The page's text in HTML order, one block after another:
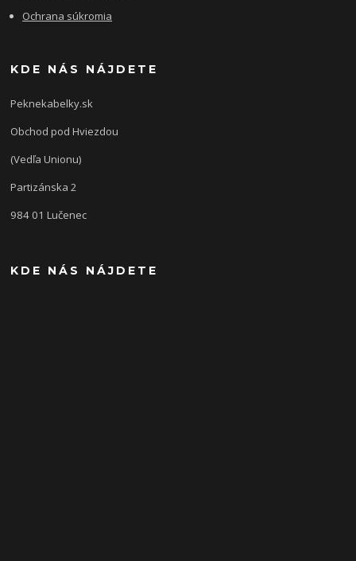
Ochrana súkromia
KDE NÁS NÁJDETE
Peknekabelky.sk
Obchod pod Hviezdou
(Vedľa Unionu)
Partizánska 2
984 01 Lučenec
KDE NÁS NÁJDETE